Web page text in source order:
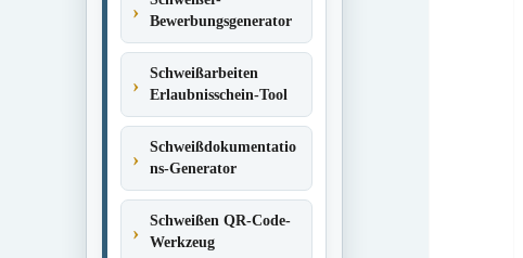
Bewerbungsgenerator
Schweißarbeiten
Erlaubnisschein-Tool
Schweißdokumentatio
ns-Generator
Schweißen QR-Code-
Werkzeug